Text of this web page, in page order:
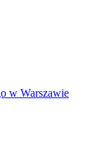
w Warszawie